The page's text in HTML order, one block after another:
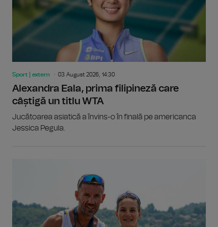
Sport | extern 03 August 2026, 14:30
Alexandra Eala, prima filipineză care
câștigă un titlu WTA
Jucătoarea asiatică a învins-o în finală pe americanca
Jessica Pegula.